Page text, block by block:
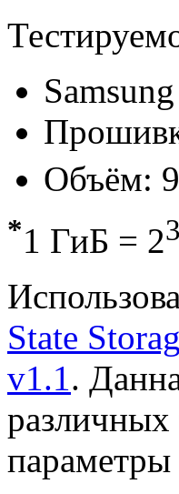
Объём:
*1 ГиБ = 2
State
v1.1.
параметры